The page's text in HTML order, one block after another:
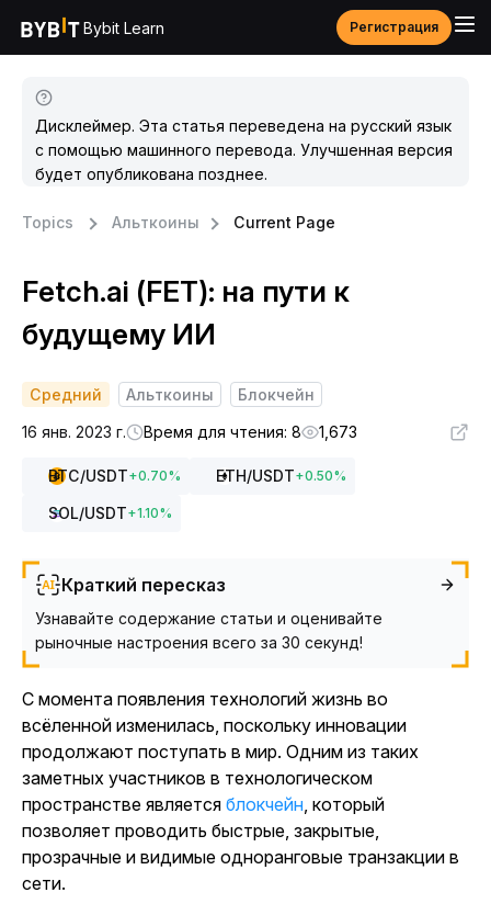
Bybit Learn Регистрация
Дисклеймер. Эта статья переведена на русский язык
с помощью машинного перевода. Улучшенная версия
будет опубликована позднее.
Topics Альткоины Current Page
Fetch.ai (FET): на пути к
будущему ИИ
Средний Альткоины
Блокчейн
16 янв. 2023 г.
Время для чтения: 8 1,673
BTC/USDT+0.70% ETH/USDT+0.50%
SOL/USDT+1.10%
Краткий пересказ
Узнавайте содержание статьи и оценивайте
рыночные настроения всего за 30 секунд!
С момента появления технологий жизнь во
всёленной изменилась, поскольку инновации
продолжают поступать в мир. Одним из таких
заметных участников в технологическом
пространстве является блокчейн, который
позволяет проводить быстрые, закрытые,
прозрачные и видимые одноранговые транзакции в
сети.